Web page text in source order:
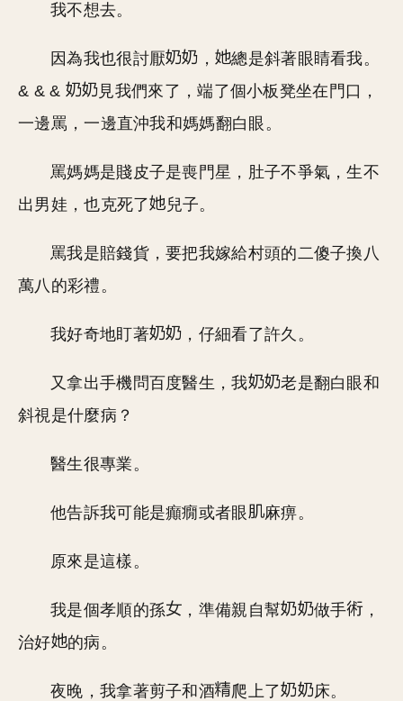
我不想去。
因為我也很討厭 ，
總是斜著眼睛看我。
& & &
見我們來了，端了個小板凳坐在門口，
一邊罵，一邊直沖我和媽媽翻白眼。
罵媽媽是賤皮子是喪門星，肚子不爭氣，生不
出男娃，也克死了
兒子。
罵我是賠錢貨，要把我嫁給村頭的二傻子換八
萬八的彩禮。
我好奇地盯著 ，仔細看了許久。
又拿出手機問百度醫生，我
老是翻白眼和
斜視是什麼病？
醫生很專業。
他告訴我可能是癲癇或者眼 麻痹。
原來是這樣。
我是個孝順的孫 ，準備親自幫 做手
，
治好
的病。
夜晚，我拿著剪子和酒 爬上了 床。